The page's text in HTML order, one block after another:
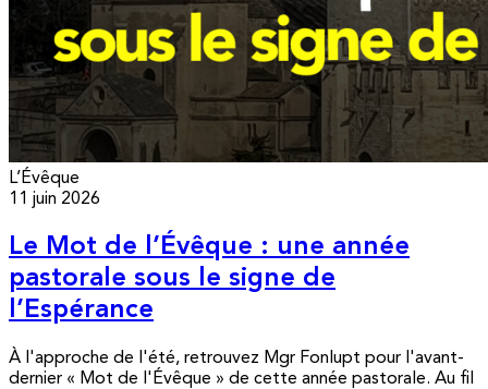
L’Évêque
11 juin 2026
Le Mot de l’Évêque : une année
pastorale sous le signe de
l’Espérance
À l'approche de l'été, retrouvez Mgr Fonlupt pour l'avant-
dernier « Mot de l'Évêque » de cette année pastorale. Au fil